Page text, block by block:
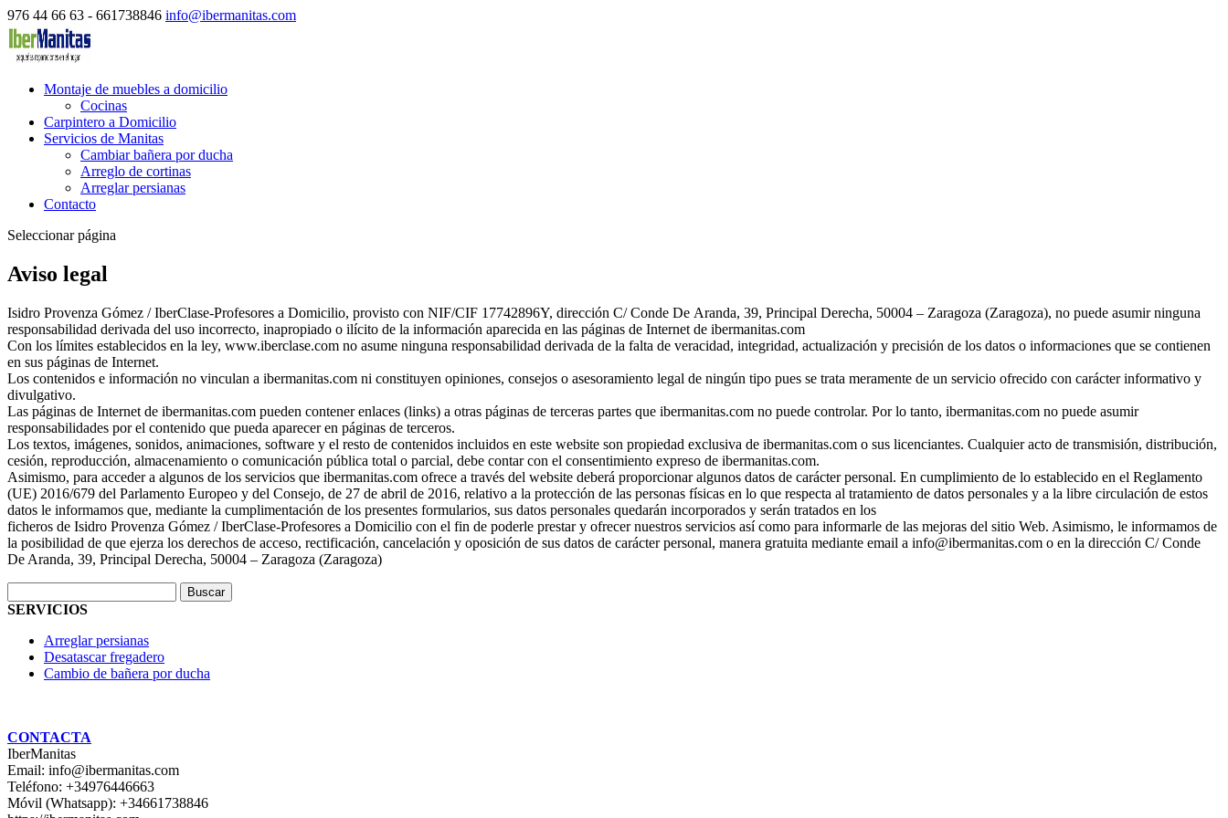
976 44 66 63 - 661738846 info@ibermanitas.com
Montaje de muebles a domicilio
Cocinas
Carpintero a Domicilio
Servicios de Manitas
Cambiar bañera por ducha
Arreglo de cortinas
Arreglar persianas
Contacto
Seleccionar página
Aviso legal
Isidro Provenza Gómez / IberClase-Profesores a Domicilio, provisto con NIF/CIF 17742896Y, dirección C/ Conde De Aranda, 39, Principal Derecha, 50004 – Zaragoza (Zaragoza), no puede asumir ninguna
responsabilidad derivada del uso incorrecto, inapropiado o ilícito de la información aparecida en las páginas de Internet de ibermanitas.com
Con los límites establecidos en la ley, www.iberclase.com no asume ninguna responsabilidad derivada de la falta de veracidad, integridad, actualización y precisión de los datos o informaciones que se contienen
en sus páginas de Internet.
Los contenidos e información no vinculan a ibermanitas.com ni constituyen opiniones, consejos o asesoramiento legal de ningún tipo pues se trata meramente de un servicio ofrecido con carácter informativo y
divulgativo.
Las páginas de Internet de ibermanitas.com pueden contener enlaces (links) a otras páginas de terceras partes que ibermanitas.com no puede controlar. Por lo tanto, ibermanitas.com no puede asumir
responsabilidades por el contenido que pueda aparecer en páginas de terceros.
Los textos, imágenes, sonidos, animaciones, software y el resto de contenidos incluidos en este website son propiedad exclusiva de ibermanitas.com o sus licenciantes. Cualquier acto de transmisión, distribución,
cesión, reproducción, almacenamiento o comunicación pública total o parcial, debe contar con el consentimiento expreso de ibermanitas.com.
Asimismo, para acceder a algunos de los servicios que ibermanitas.com ofrece a través del website deberá proporcionar algunos datos de carácter personal. En cumplimiento de lo establecido en el Reglamento
(UE) 2016/679 del Parlamento Europeo y del Consejo, de 27 de abril de 2016, relativo a la protección de las personas físicas en lo que respecta al tratamiento de datos personales y a la libre circulación de estos
datos le informamos que, mediante la cumplimentación de los presentes formularios, sus datos personales quedarán incorporados y serán tratados en los
ficheros de Isidro Provenza Gómez / IberClase-Profesores a Domicilio con el fin de poderle prestar y ofrecer nuestros servicios así como para informarle de las mejoras del sitio Web. Asimismo, le informamos de
la posibilidad de que ejerza los derechos de acceso, rectificación, cancelación y oposición de sus datos de carácter personal, manera gratuita mediante email a info@ibermanitas.com o en la dirección C/ Conde
De Aranda, 39, Principal Derecha, 50004 – Zaragoza (Zaragoza)
SERVICIOS
Arreglar persianas
Desatascar fregadero
Cambio de bañera por ducha
CONTACTA
IberManitas
Email: info@ibermanitas.com
Teléfono: +34976446663
Móvil (Whatsapp): +34661738846